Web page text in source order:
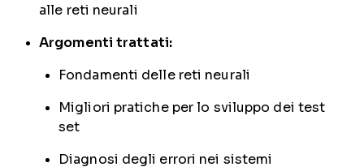
alle reti neurali
Argomenti trattati:
Fondamenti delle reti neurali
Migliori pratiche per lo sviluppo dei test
set
Diagnosi degli errori nei sistemi